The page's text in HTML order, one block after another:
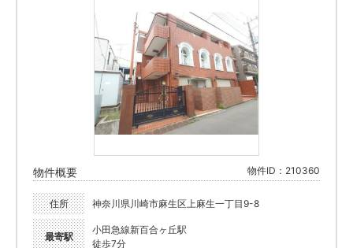
物件概要 物件ID：210360
住所 神奈川県川崎市麻生区上麻生一丁目9-8
最寄駅
小田急線新百合ヶ丘駅
徒歩7分